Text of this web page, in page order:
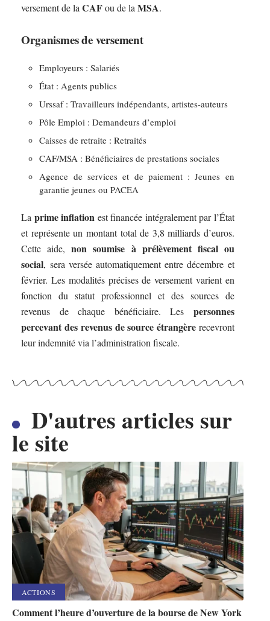
versement de laCAFou de laMSA.
Organismes de versement
Employeurs : Salariés
État : Agents publics
Urssaf : Travailleurs indépendants, artistes-auteurs
Pôle Emploi : Demandeurs d’emploi
Caisses de retraite : Retraités
CAF/MSA : Bénéficiaires de prestations sociales
Agence de services et de paiement : Jeunes en
garantie jeunes ou PACEA
La prime inflation est financée intégralement par l’État
et représente un montant total de 3,8 milliards d’euros.
Cette aide,non soumise à prélèvement fiscal ou
social, sera versée automatiquement entre décembre et
février. Les modalités précises de versement varient en
fonction du statut professionnel et des sources de
revenus de chaque bénéficiaire. Les personnes
percevant des revenus de source étrangèrerecevront
leur indemnité via l’administration fiscale.
D'autres articles sur
le site
ACTIONS
Comment l’heure d’ouverture de la bourse de New York